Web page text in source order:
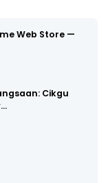
Web Store —
Cikgu